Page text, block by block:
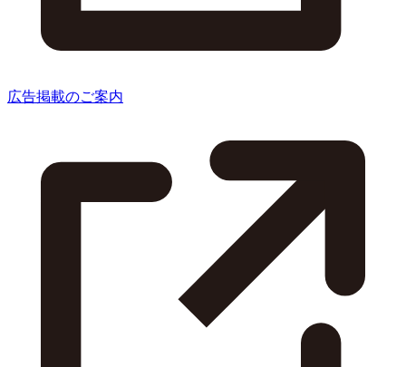
広告掲載のご案内